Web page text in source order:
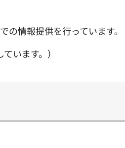
情報提供を行っています。
います。）